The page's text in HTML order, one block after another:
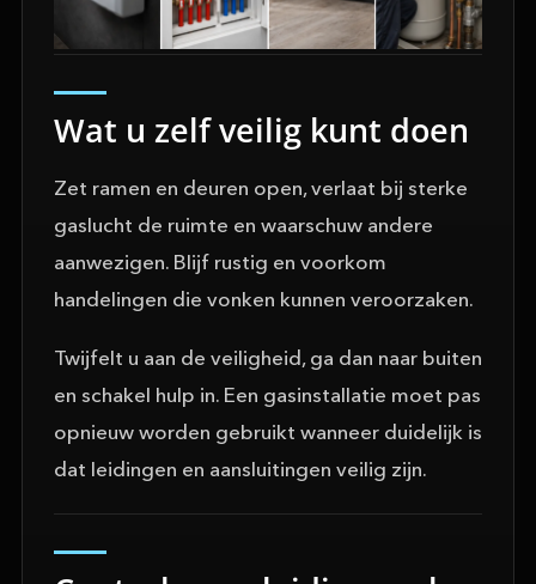
Wat u zelf veilig kunt doen
Zet ramen en deuren open, verlaat bij sterke
gaslucht de ruimte en waarschuw andere
aanwezigen. Blijf rustig en voorkom
handelingen die vonken kunnen veroorzaken.
Twijfelt u aan de veiligheid, ga dan naar buiten
en schakel hulp in. Een gasinstallatie moet pas
opnieuw worden gebruikt wanneer duidelijk is
dat leidingen en aansluitingen veilig zijn.